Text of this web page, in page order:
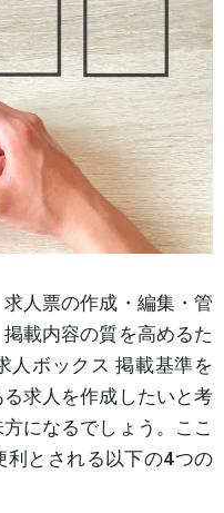
人票の作成・編集・管
載内容の質を高めるた
人ボックス 掲載基準を
求人を作成したいと考
になるでしょう。ここ
利とされる以下の4つの